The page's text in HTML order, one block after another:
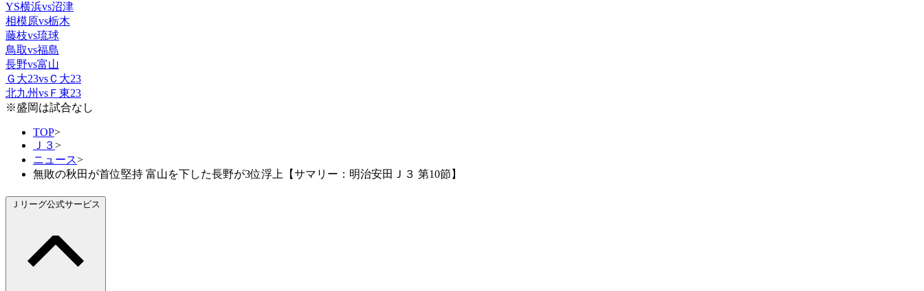
YS横浜vs沼津
相模原vs栃木
藤枝vs琉球
鳥取vs福島
長野vs富山
Ｇ大23vsＣ大23
北九州vsＦ東23
※盛岡は試合なし
TOP>
Ｊ３>
ニュース>
無敗の秋田が首位堅持 富山を下した長野が3位浮上【サマリー：明治安田Ｊ３ 第10節】
Ｊリーグ公式サービス